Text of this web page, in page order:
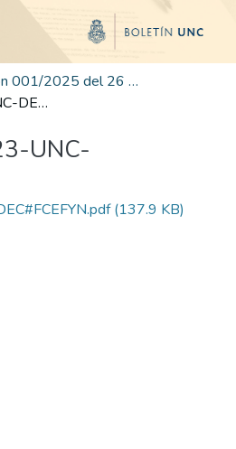
Edición 001/2025 del 26 de mayo de 2025
RHCD-2025-23-UNC-DEC#FCEFYN
UNC-
(137.9 KB)